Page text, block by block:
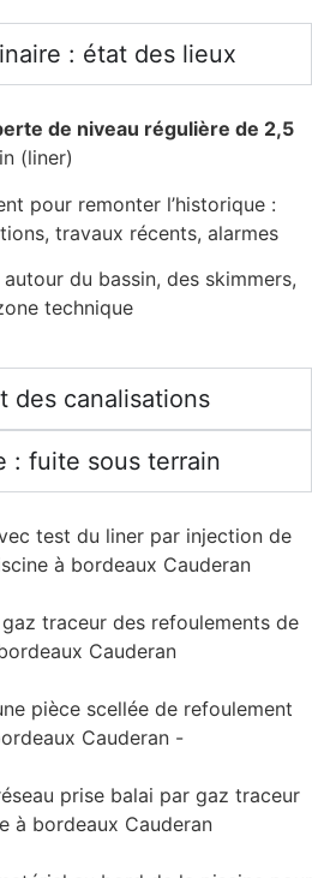
: état des lieux
de niveau régulière de 2,5
(liner)
pour remonter l’historique :
travaux récents, alarmes
du bassin, des skimmers,
technique
des canalisations
: fuite sous terrain